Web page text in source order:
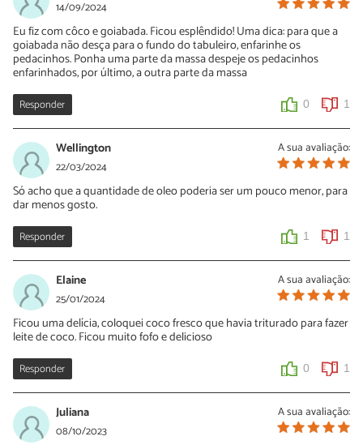
Oi, eu fiz essa substituição e deu certo sim! Ficou muito bom. Usei
1 garrafinha de leite de coco
Resposta
0 0
14/09/2024
Eu fiz com côco e goiabada. Ficou esplêndido! Uma dica: para que a
goiabada não desça para o fundo do tabuleiro, enfarinhe os
pedacinhos. Ponha uma parte da massa despeje os pedacinhos
enfarinhados, por último, a outra parte da massa
Responder 0 1
A sua avaliação:
Wellington
22/03/2024
Só acho que a quantidade de oleo poderia ser um pouco menor, para
dar menos gosto.
Responder 1 1
A sua avaliação:
Elaine
25/01/2024
Ficou uma delícia, coloquei coco fresco que havia triturado para fazer
leite de coco. Ficou muito fofo e delicioso
Responder 0 1
A sua avaliação:
Juliana
08/10/2023